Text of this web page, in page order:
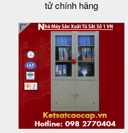
tử chính hãng